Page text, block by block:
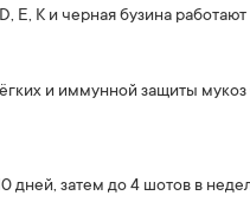
E, K и черная бузина
и иммунной защиты мукоз
дней, затем до 4 шотов в